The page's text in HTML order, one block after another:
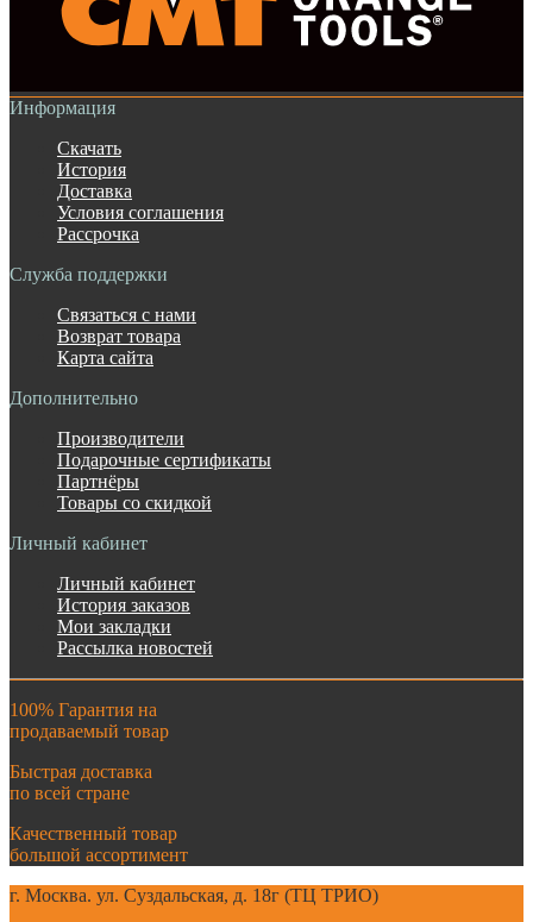
Информация
Скачать
История
Доставка
Условия соглашения
Рассрочка
Служба поддержки
Связаться с нами
Возврат товара
Карта сайта
Дополнительно
Производители
Подарочные сертификаты
Партнёры
Товары со скидкой
Личный кабинет
Личный кабинет
История заказов
Мои закладки
Рассылка новостей
100% Гарантия на
продаваемый товар
Быстрая доставка
по всей стране
Качественный товар
большой ассортимент
г. Москва. ул. Суздальская, д. 18г (ТЦ ТРИО)